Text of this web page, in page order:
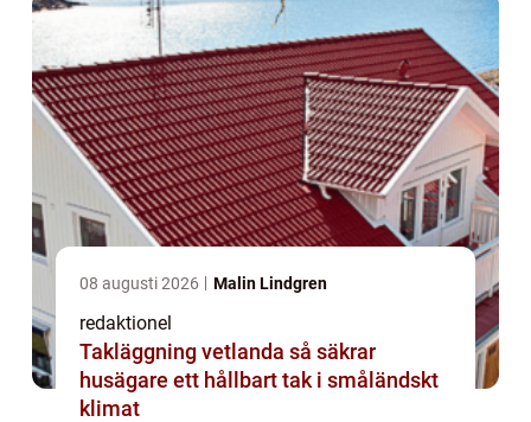
08 augusti 2026 Malin Lindgren
redaktionel
Takläggning vetlanda så säkrar
husägare ett hållbart tak i småländskt
klimat